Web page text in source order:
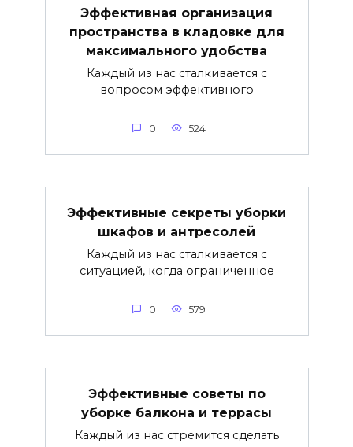
Эффективная организация
пространства в кладовке для
максимального удобства
Каждый из нас сталкивается с
вопросом эффективного
0 524
Эффективные секреты уборки
шкафов и антресолей
Каждый из нас сталкивается с
ситуацией, когда ограниченное
0 579
Эффективные советы по
уборке балкона и террасы
Каждый из нас стремится сделать